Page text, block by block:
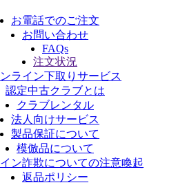
お電話でのご注文
お問い合わせ
FAQs
注文状況
ライン下取りサービス
認定中古クラブとは
クラブレンタル
法人向けサービス
製品保証について
模倣品について
ン詐欺についての注意喚起
返品ポリシー